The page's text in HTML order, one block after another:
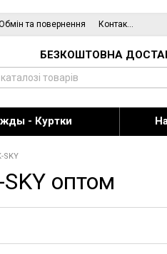
та повернення Контактна інформація
БЕЗКОШТОВНА
- Куртки
SKY
оптом